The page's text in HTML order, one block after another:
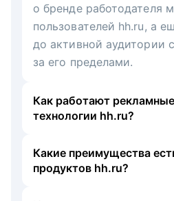
о бренде работодателя
пользователей hh.ru, а
до активной аудитории
за его пределами.
Как работают рекламные
технологии hh.ru?
Какие преимущества
продуктов hh.ru?